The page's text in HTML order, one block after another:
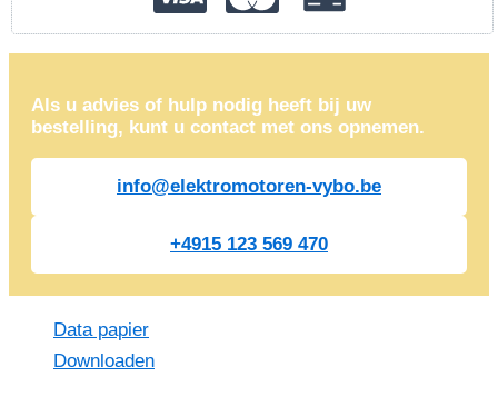
Als u advies of hulp nodig heeft bij uw
bestelling, kunt u contact met ons opnemen.
info@elektromotoren-vybo.be
+4915 123 569 470
Data papier
Downloaden